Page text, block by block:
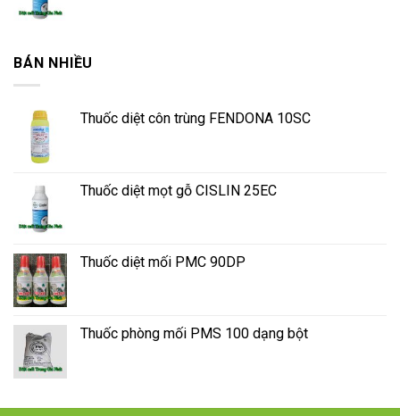
BÁN NHIỀU
Thuốc diệt côn trùng FENDONA 10SC
Thuốc diệt mọt gỗ CISLIN 25EC
Thuốc diệt mối PMC 90DP
Thuốc phòng mối PMS 100 dạng bột